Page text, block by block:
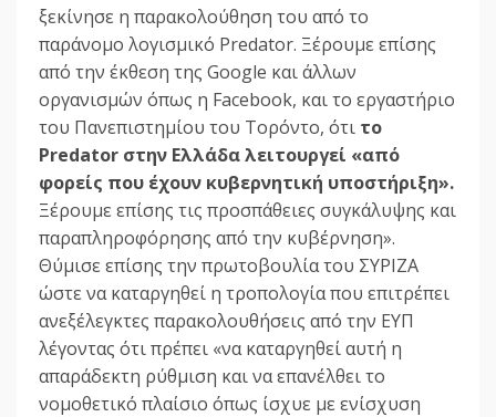
ξεκίνησε η παρακολούθηση του από το
παράνομο λογισμικό Predator. Ξέρουμε επίσης
από την έκθεση της Google και άλλων
οργανισμών όπως η Facebook, και το εργαστήριο
του Πανεπιστημίου του Τορόντο, ότι το
Predator στην Ελλάδα λειτουργεί «από
φορείς που έχουν κυβερνητική υποστήριξη».
Ξέρουμε επίσης τις προσπάθειες συγκάλυψης και
παραπληροφόρησης από την κυβέρνηση».
Θύμισε επίσης την πρωτοβουλία του ΣΥΡΙΖΑ
ώστε να καταργηθεί η τροπολογία που επιτρέπει
ανεξέλεγκτες παρακολουθήσεις από την ΕΥΠ
λέγοντας ότι πρέπει «να καταργηθεί αυτή η
απαράδεκτη ρύθμιση και να επανέλθει το
νομοθετικό πλαίσιο όπως ίσχυε με ενίσχυση